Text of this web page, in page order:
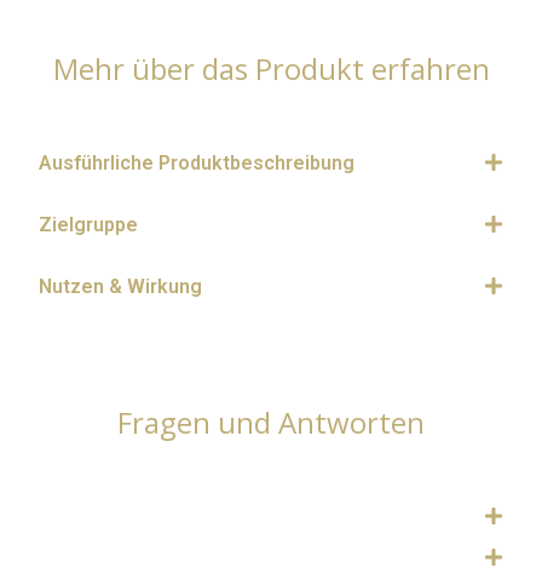
Mehr über das Produkt erfahren
Ausführliche Produktbeschreibung
Zielgruppe
Nutzen & Wirkung
Fragen und Antworten